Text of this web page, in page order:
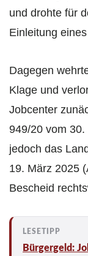
und drohte für
Einleitung
Dagegen
Klage und
Jobcenter
949/20 vom
jedoch das
19. März 2025
Bescheid
Bürgergeld: